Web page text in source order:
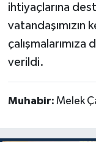
ihtiyaçlarına
vatandaşımızın
verildi.
Muhabir: Melek